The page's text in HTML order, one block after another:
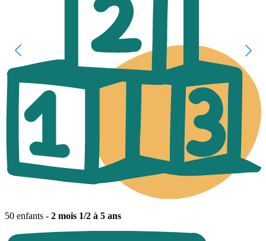
50 enfants - 2 mois 1/2 à 5 ans